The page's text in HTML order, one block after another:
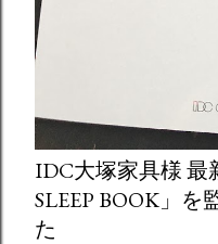
IDC大塚家具様 最
SLEEP BOOK」
た